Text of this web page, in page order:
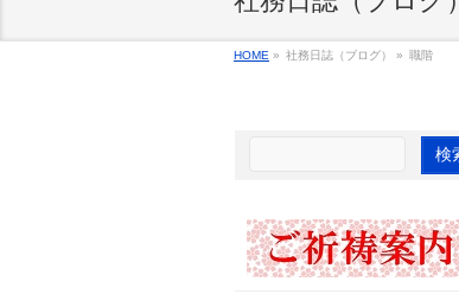
HOME » 社務日誌（ブログ） » 職階